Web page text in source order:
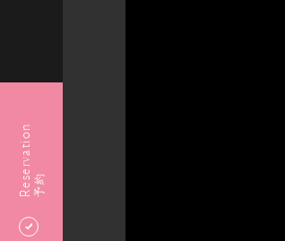
Reservation予約